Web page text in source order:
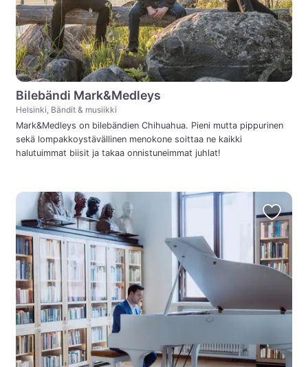
Bilebändi Mark&Medleys
Helsinki, Bändit & musiikki
Mark&Medleys on bilebändien Chihuahua. Pieni mutta pippurinen
sekä lompakkoystävällinen menokone soittaa ne kaikki
halutuimmat biisit ja takaa onnistuneimmat juhlat!